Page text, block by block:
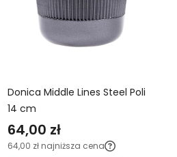
Donica Middle Lines Steel Poli
14 cm
64,00 zł
64,00 zł najniższa cena